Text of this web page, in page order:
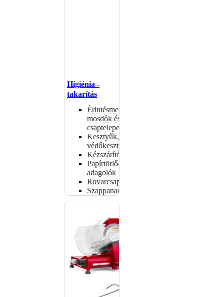
Higiénia -
takarítás
Érintésmentes
mosdók és
csaptelepek
Kesztyűk,
védőkesztyűk
Kézszárítók
Papírtörlő-
adagolók
Rovarcsapdák
Szappanadagolók